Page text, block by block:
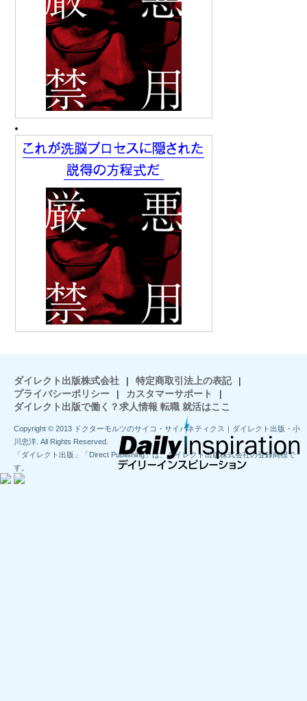
ダイレクト出版株式会社 | 特定商取引法上の表記
|
プライバシーポリシー
| カスタマーサポート
|
ダイレクト出版で働く？求人情報 転職 就活はここ
Copyright © 2013 ドクターモルツのサイコ・サイバネティクス｜ダイレクト出版・小
川忠洋. All Rights Reserved.
「ダイレクト出版」「Direct Publishing」は、ダイレクト出版株式会社の登録商標で
す。